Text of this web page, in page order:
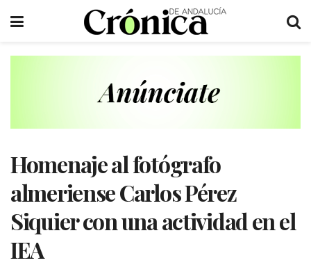
Homenaje al fotógrafo
almeriense Carlos Pérez
Siquier con una actividad en el
IEA